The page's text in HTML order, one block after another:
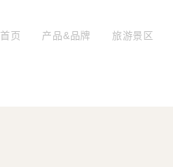
首页 产品&品牌 旅游景区